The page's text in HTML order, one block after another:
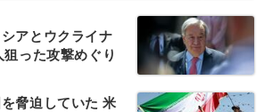
アとウクライナ
った攻撃めぐり
脅迫していた 米